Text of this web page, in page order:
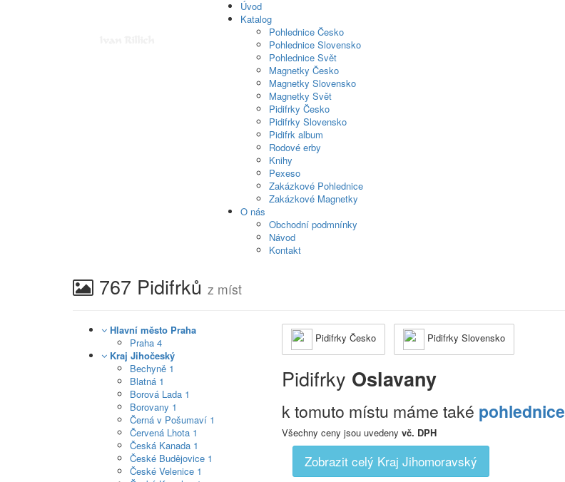
Úvod
Katalog
Pohlednice Česko
Pohlednice Slovensko
Pohlednice Svět
Magnetky Česko
Magnetky Slovensko
Magnetky Svět
Pidifrky Česko
Pidifrky Slovensko
Pidifrk album
Rodové erby
Knihy
Pexeso
Zakázkové Pohlednice
Zakázkové Magnetky
O nás
Obchodní podmnínky
Návod
Kontakt
767 Pidifrků z míst
Pidifrky Česko Pidifrky Slovensko
Pidifrky Oslavany
k tomuto místu máme také pohlednice
Všechny ceny jsou uvedeny vč. DPH
Zobrazit celý Kraj Jihomoravský
Hlavní město Praha
Praha 4
Kraj Jihočeský
Bechyně 1
Blatná 1
Borová Lada 1
Borovany 1
Černá v Pošumaví 1
Červená Lhota 1
Česká Kanada 1
České Budějovice 1
České Velenice 1